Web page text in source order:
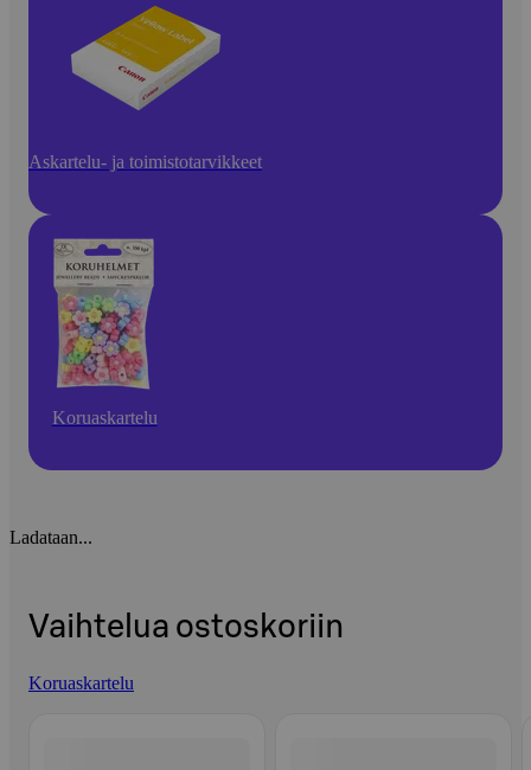
Askartelu- ja toimistotarvikkeet
Koruaskartelu
Ladataan...
Vaihtelua ostoskoriin
Koruaskartelu